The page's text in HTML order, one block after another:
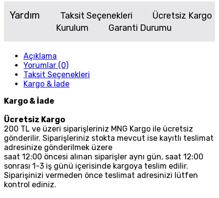
Yardım Taksit Seçenekleri
Ücretsiz Kargo
Kurulum
Garanti Durumu
Açıklama
Yorumlar (0)
Taksit Seçenekleri
Kargo & İade
Kargo & İade
Ücretsiz Kargo
200 TL ve üzeri siparişleriniz MNG Kargo ile ücretsiz
gönderilir. Siparişleriniz stokta mevcut ise kayıtlı teslimat
adresinize gönderilmek üzere
saat 12:00 öncesi alınan siparişler aynı gün, saat 12:00
sonrası 1-3 iş günü içerisinde kargoya teslim edilir.
Siparişinizi vermeden önce teslimat adresinizi lütfen
kontrol ediniz.